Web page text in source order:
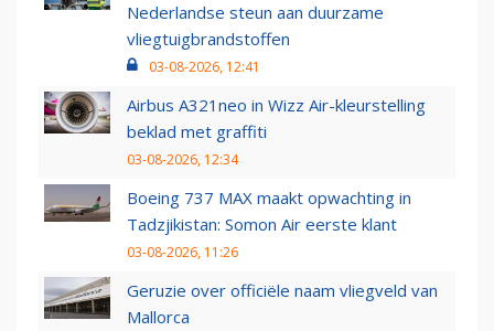
Nederlandse steun aan duurzame
vliegtuigbrandstoffen
03-08-2026, 12:41
Airbus A321neo in Wizz Air-kleurstelling
beklad met graffiti
03-08-2026, 12:34
Boeing 737 MAX maakt opwachting in
Tadzjikistan: Somon Air eerste klant
03-08-2026, 11:26
Geruzie over officiële naam vliegveld van
Mallorca